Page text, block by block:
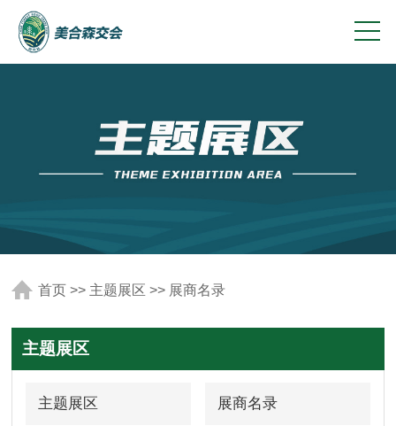
首页 >> 主题展区 >> 展商名录
主题展区
主题展区 展商名录